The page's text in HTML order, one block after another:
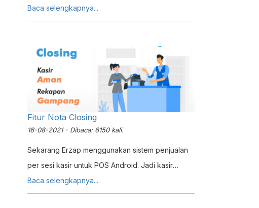
yang dapat Anda coba!
Baca selengkapnya...
Fitur Nota Closing
16-08-2021 - Dibaca: 6150 kali.
Sekarang Erzap menggunakan sistem penjualan
per sesi kasir untuk POS Android. Jadi kasir
diwajibkan untuk memulai sesi kasir sebelum mulai
bertugas dan mengakhiri sesi usai bertugas.
Baca selengkapnya...